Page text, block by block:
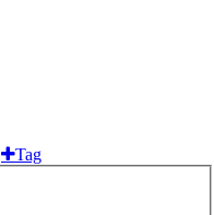
Tag